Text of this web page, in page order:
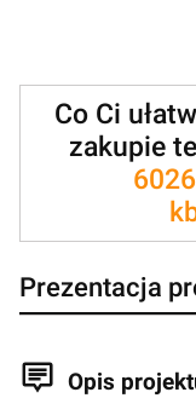
Co Ci
zakupie
Prezentacja
Opis